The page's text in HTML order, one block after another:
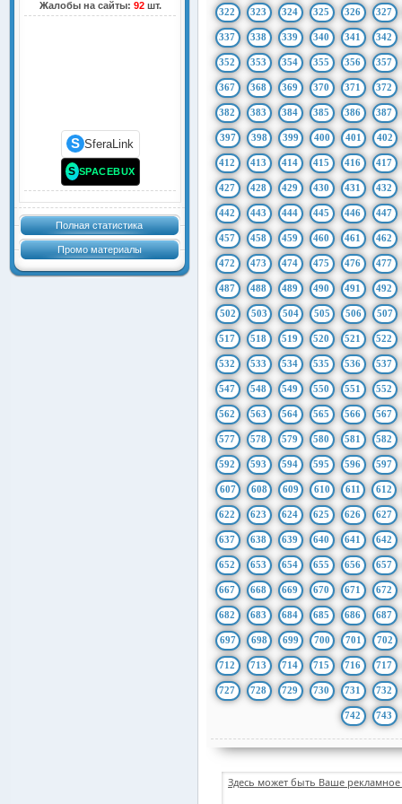
Жалобы на сайты: 92шт.
S SferaLink
S SPACEBUX
Полная статистика
Промо материалы
322 323 324 325 326 327
337 338 339 340 341 342
352 353 354 355 356 357
367 368 369 370 371 372
382 383 384 385 386 387
397 398 399 400 401 402
412 413 414 415 416 417
427 428 429 430 431 432
442 443 444 445 446 447
457 458 459 460 461 462
472 473 474 475 476 477
487 488 489 490 491 492
502 503 504 505 506 507
517 518 519 520 521 522
532 533 534 535 536 537
547 548 549 550 551 552
562 563 564 565 566 567
577 578 579 580 581 582
592 593 594 595 596 597
607 608 609 610 611 612
622 623 624 625 626 627
637 638 639 640 641 642
652 653 654 655 656 657
667 668 669 670 671 672
682 683 684 685 686 687
697 698 699 700 701 702
712 713 714 715 716 717
727 728 729 730 731 732
742 743
Здесь может быть Ваше